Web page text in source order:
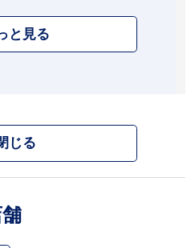
と見る
じる